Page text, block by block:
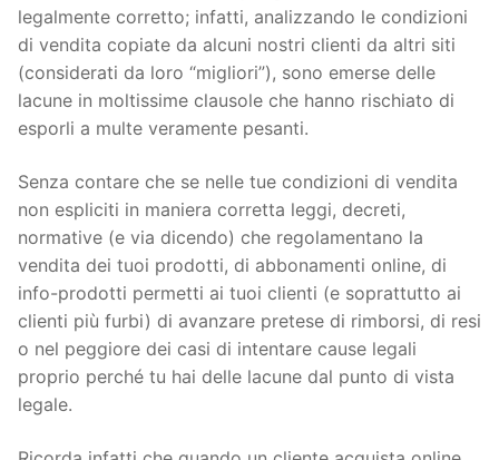
legalmente corretto; infatti, analizzando le condizioni
di vendita copiate da alcuni nostri clienti da altri siti
(considerati da loro “migliori”), sono emerse delle
lacune in moltissime clausole che hanno rischiato di
esporli a multe veramente pesanti.
Senza contare che se nelle tue condizioni di vendita
non espliciti in maniera corretta leggi, decreti,
normative (e via dicendo) che regolamentano la
vendita dei tuoi prodotti, di abbonamenti online, di
info-prodotti permetti ai tuoi clienti (e soprattutto ai
clienti più furbi) di avanzare pretese di rimborsi, di resi
o nel peggiore dei casi di intentare cause legali
proprio perché tu hai delle lacune dal punto di vista
legale.